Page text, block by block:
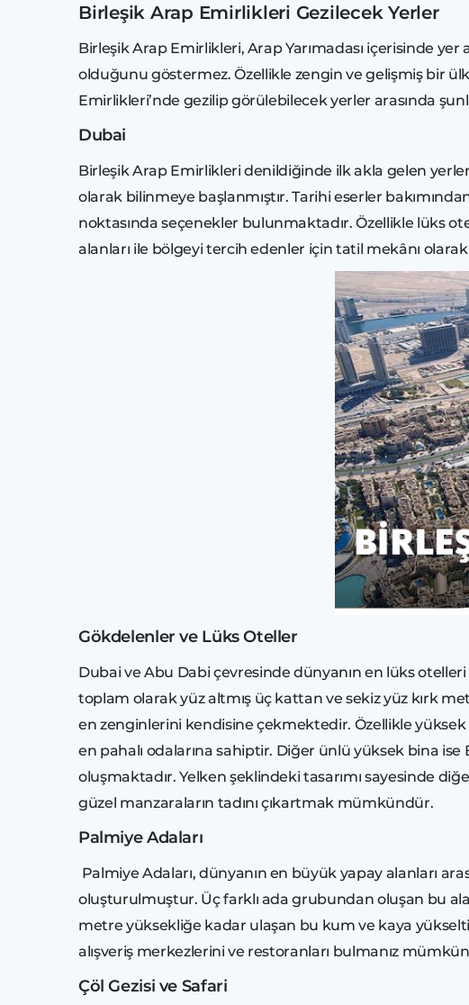
Birleşik Arap Emirlikleri Gezilecek Yerler
Birleşik Arap Emirlikleri, Arap Yarımadası içerisinde
olduğunu göstermez. Özellikle zengin ve gelişmiş bir
Emirlikleri’nde gezilip görülebilecek yerler arasında
Dubai
Birleşik Arap Emirlikleri denildiğinde ilk akla gelen
olarak bilinmeye başlanmıştır. Tarihi eserler
noktasında seçenekler bulunmaktadır. Özellikle lüks
alanları ile bölgeyi tercih edenler için tatil mekânı
Gökdelenler ve Lüks Oteller
Dubai ve Abu Dabi çevresinde dünyanın en lüks
toplam olarak yüz altmış üç kattan ve sekiz yüz kırk
en zenginlerini kendisine çekmektedir. Özellikle
en pahalı odalarına sahiptir. Diğer ünlü yüksek bina
oluşmaktadır. Yelken şeklindeki tasarımı sayesinde
güzel manzaraların tadını çıkartmak mümkündür.
Palmiye Adaları
Palmiye Adaları, dünyanın en büyük yapay alanları
oluşturulmuştur. Üç farklı ada grubundan oluşan bu
metre yüksekliğe kadar ulaşan bu kum ve kaya
alışveriş merkezlerini ve restoranları bulmanız
Çöl Gezisi ve Safari